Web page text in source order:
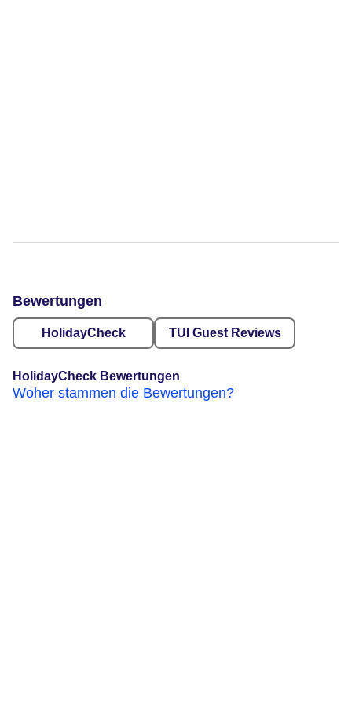
Bewertungen
HolidayCheck TUI Guest Reviews
HolidayCheck Bewertungen
Woher stammen die Bewertungen?